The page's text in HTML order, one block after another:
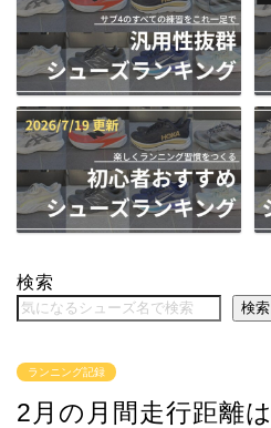
検索
検索
ランニング記録
2月の月間走行距離